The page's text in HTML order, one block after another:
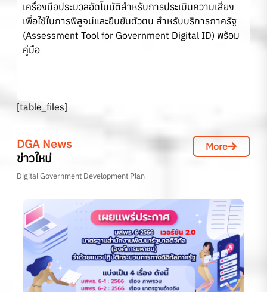
เครื่องมือประมวลอัตโนมัติสำหรับการประเมินความเสี่ยง
เพื่อใช้ในการพิสูจน์และยืนยันตัวตน สำหรับบริการภาครัฐ
(Assessment Tool for Government Digital ID) พร้อม
คู่มือ
[table_files]
DGA News
ข่าวใหม่
More
Digital Government Development Plan